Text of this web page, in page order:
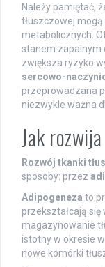
Należy pamiętać,
tłuszczowej
metabolicznych.
stanem zapalnym
zwiększa ryzyko
sercowo-
przeprowadzana
niezwykle ważna
Jak
Rozwój tkanki
sposoby: przez
Adipogeneza to
przekształcają
magazynowanie
istotny w okresie
nowe komórki